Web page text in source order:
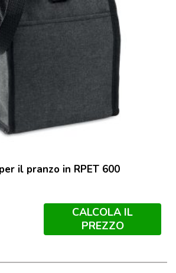
il pranzo in RPET 600
CALCOLA IL
PREZZO